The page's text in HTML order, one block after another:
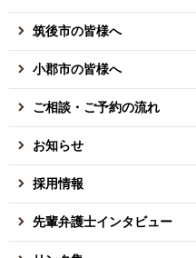
筑後市の皆様へ
小郡市の皆様へ
ご相談・ご予約の流れ
お知らせ
採用情報
先輩弁護士インタビュー